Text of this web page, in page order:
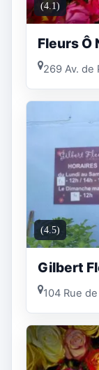
(4.1)
Fleurs Ô
269 Av. de
(4.5)
Gilbert
104 Rue